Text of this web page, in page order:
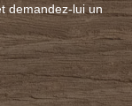
demandez-lui un